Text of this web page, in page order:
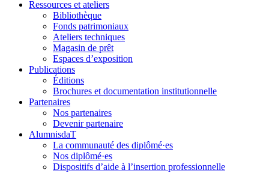
Ressources et ateliers
Bibliothèque
Fonds patrimoniaux
Ateliers techniques
Magasin de prêt
Espaces d’exposition
Publications
Éditions
Brochures et documentation institutionnelle
Partenaires
Nos partenaires
Devenir partenaire
AlumnisdaT
La communauté des diplômé·es
Nos diplômé·es
Dispositifs d’aide à l’insertion professionnelle